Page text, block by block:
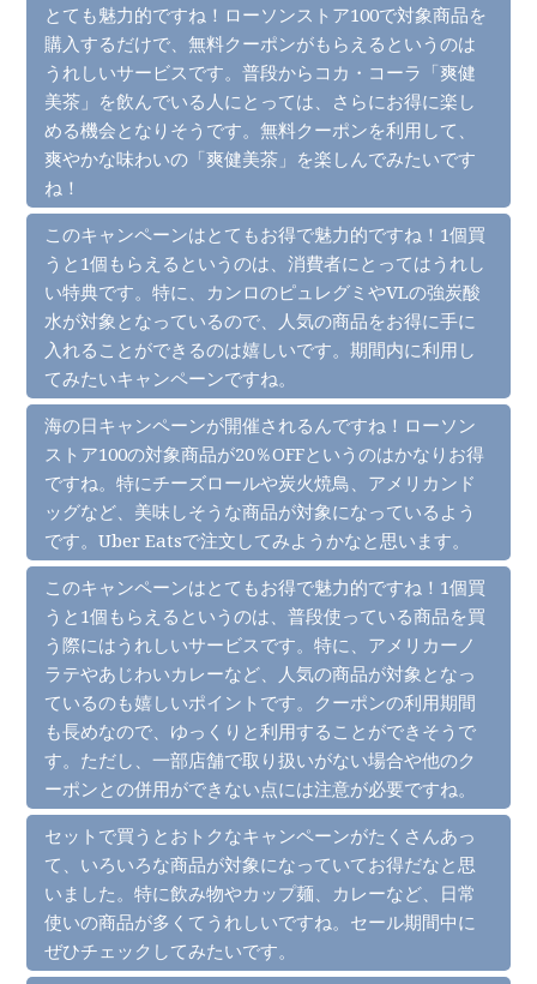
とても魅力的ですね！ローソンストア100で対象商品を
購入するだけで、無料クーポンがもらえるというのは
うれしいサービスです。普段からコカ・コーラ「爽健
美茶」を飲んでいる人にとっては、さらにお得に楽し
める機会となりそうです。無料クーポンを利用して、
爽やかな味わいの「爽健美茶」を楽しんでみたいです
ね！
このキャンペーンはとてもお得で魅力的ですね！1個買
うと1個もらえるというのは、消費者にとってはうれし
い特典です。特に、カンロのピュレグミやVLの強炭酸
水が対象となっているので、人気の商品をお得に手に
入れることができるのは嬉しいです。期間内に利用し
てみたいキャンペーンですね。
海の日キャンペーンが開催されるんですね！ローソン
ストア100の対象商品が20％OFFというのはかなりお得
ですね。特にチーズロールや炭火焼鳥、アメリカンド
ッグなど、美味しそうな商品が対象になっているよう
です。Uber Eatsで注文してみようかなと思います。
このキャンペーンはとてもお得で魅力的ですね！1個買
うと1個もらえるというのは、普段使っている商品を買
う際にはうれしいサービスです。特に、アメリカーノ
ラテやあじわいカレーなど、人気の商品が対象となっ
ているのも嬉しいポイントです。クーポンの利用期間
も長めなので、ゆっくりと利用することができそうで
す。ただし、一部店舗で取り扱いがない場合や他のク
ーポンとの併用ができない点には注意が必要ですね。
セットで買うとおトクなキャンペーンがたくさんあっ
て、いろいろな商品が対象になっていてお得だなと思
いました。特に飲み物やカップ麺、カレーなど、日常
使いの商品が多くてうれしいですね。セール期間中に
ぜひチェックしてみたいです。